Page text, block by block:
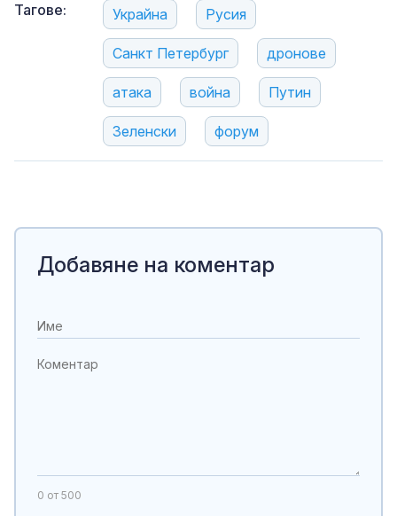
Тагове: Украйна Русия
Санкт Петербург дронове
атака война Путин
Зеленски форум
Добавяне на коментар
0 от 500